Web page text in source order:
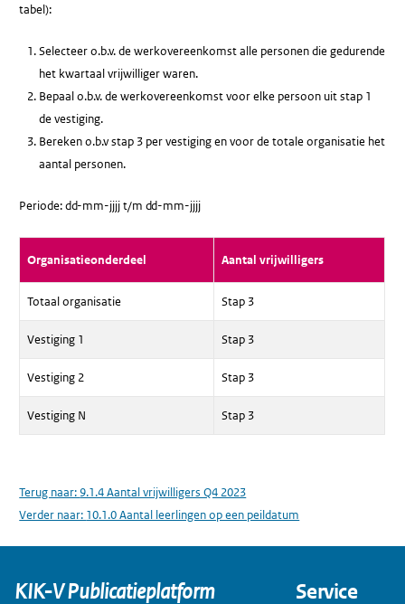
tabel):
Selecteer o.b.v. de werkovereenkomst alle personen die gedurende
het kwartaal vrijwilliger waren.
Bepaal o.b.v. de werkovereenkomst voor elke persoon uit stap 1
de vestiging.
Bereken o.b.v stap 3 per vestiging en voor de totale organisatie het
aantal personen.
Periode: dd-mm-jjjj t/m dd-mm-jjjj
Organisatieonderdeel Aantal vrijwilligers
Totaal organisatie Stap 3
Vestiging 1 Stap 3
Vestiging 2 Stap 3
Vestiging N Stap 3
Terug naar: 9.1.4 Aantal vrijwilligers Q4 2023
Verder naar: 10.1.0 Aantal leerlingen op een peildatum
KIK-V Publicatieplatform Service